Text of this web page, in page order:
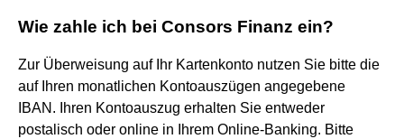
Wie zahle ich bei Consors Finanz ein?
Zur Überweisung auf Ihr Kartenkonto nutzen Sie bitte die
auf Ihren monatlichen Kontoauszügen angegebene
IBAN. Ihren Kontoauszug erhalten Sie entweder
postalisch oder online in Ihrem Online-Banking. Bitte